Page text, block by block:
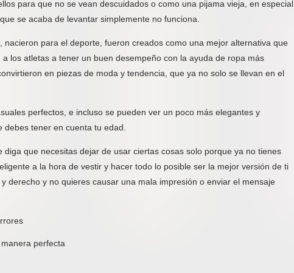
para que no se vean descuidados o como una pijama vieja, en especial
se acaba de levantar simplemente no funciona.
para el deporte, fueron creados como una mejor alternativa que
los atletas a tener un buen desempeño con la ayuda de ropa más
en piezas de moda y tendencia, que ya no solo se llevan en el
perfectos, e incluso se pueden ver un poco más elegantes y
debes tener en cuenta tu edad.
que necesitas dejar de usar ciertas cosas solo porque ya no tienes
a la hora de vestir y hacer todo lo posible ser la mejor versión de ti
derecho y no quieres causar una mala impresión o enviar el mensaje
perfecta